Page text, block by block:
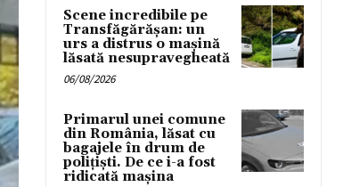
Scene incredibile pe
Transfăgărășan: un
urs a distrus o mașină
lăsată nesupravegheată
06/08/2026
Primarul unei comune
din România, lăsat cu
bagajele în drum de
poliţişti. De ce i-a fost
ridicată maşina